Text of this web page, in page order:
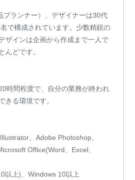
プランナー）、デザイナーは30代
で構成されています。少数精鋭の
ザインは企画から作成まで一人で
んどです。
時間程度で、自分の業務が終われ
きる環境です。
、Adobe Photoshop、
Office(Word、Excel、
以上)、Windows 10以上